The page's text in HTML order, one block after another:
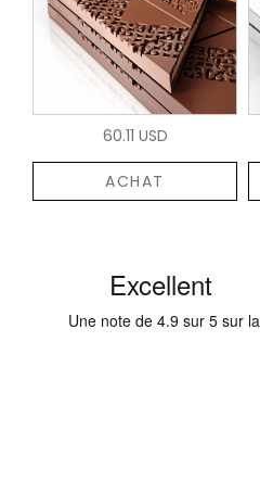
60.11 USD
ACHAT